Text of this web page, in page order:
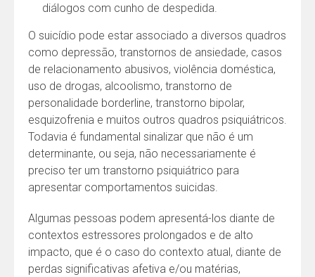
diálogos com cunho de despedida.
O suicídio pode estar associado a diversos quadros
como depressão, transtornos de ansiedade, casos
de relacionamento abusivos, violência doméstica,
uso de drogas, alcoolismo, transtorno de
personalidade borderline, transtorno bipolar,
esquizofrenia e muitos outros quadros psiquiátricos.
Todavia é fundamental sinalizar que não é um
determinante, ou seja, não necessariamente é
preciso ter um transtorno psiquiátrico para
apresentar comportamentos suicidas.
Algumas pessoas podem apresentá-los diante de
contextos estressores prolongados e de alto
impacto, que é o caso do contexto atual, diante de
perdas significativas afetiva e/ou matérias,